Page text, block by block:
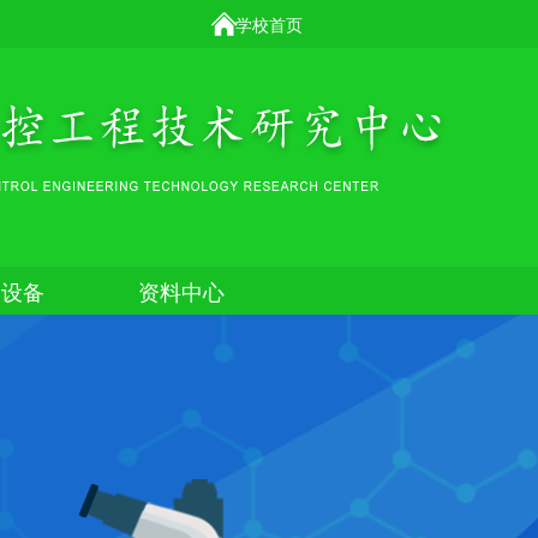
学校首页
备 资料中心